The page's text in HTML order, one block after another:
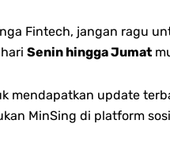
Fintech, jangan ragu
Senin hingga Jumat
update
MinSing di platform